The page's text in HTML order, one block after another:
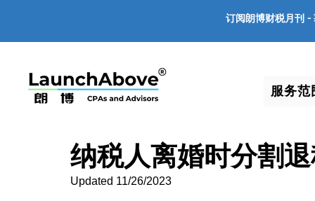
订阅朗博财税月刊 -
服务范
纳税人离婚时分割
Updated 11/26/2023